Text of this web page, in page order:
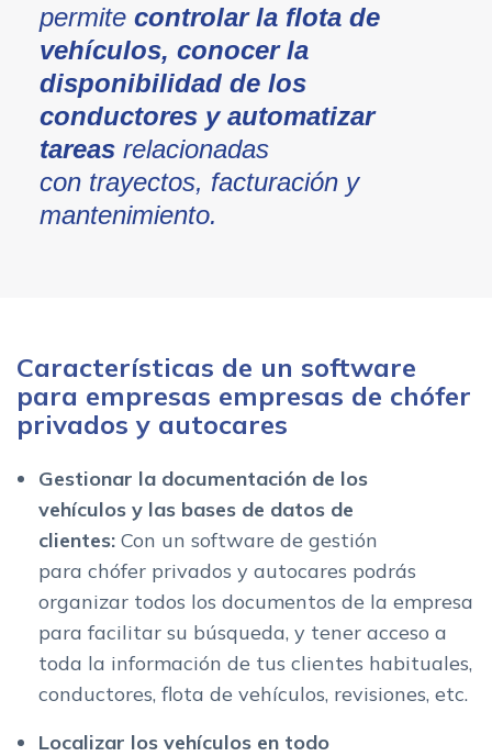
permite controlar la flota de
vehículos, conocer la
disponibilidad de los
conductores y automatizar
tareasrelacionadas
con trayectos, facturación y
mantenimiento.
Características de un software
para empresas empresas de chófer
privados y autocares
Gestionar la documentación de los
vehículos y las bases de datos de
clientes: Con un software de gestión
para chófer privados y autocares podrás
organizar todos los documentos de la empresa
para facilitar su búsqueda, y tener acceso a
toda la información de tus clientes habituales,
conductores, flota de vehículos, revisiones, etc.
Localizar los vehículos en todo